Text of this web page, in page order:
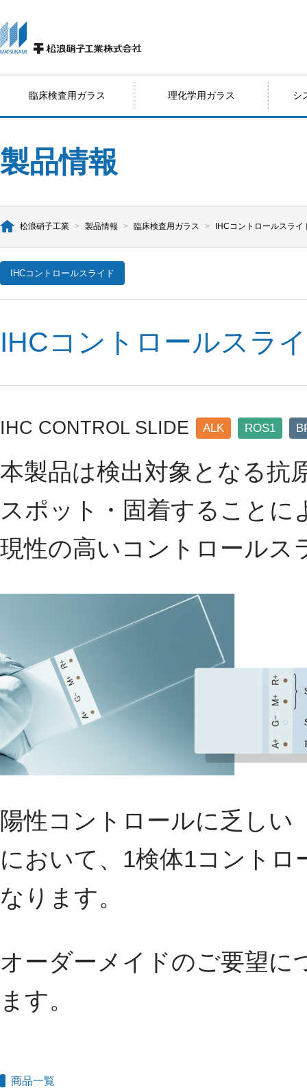
臨床検査用ガラス 理化学用ガラス シ
製品情報
松浪硝子工業 > 製品情報 > 臨床検査用ガラス > IHCコントロールスライ
IHCコントロールスライド
IHCコントロールスラ
IHC CONTROL SLIDE ALK ROS1
本製品は検出対象となる抗
スポット・固着すること
現性の高いコントロールス
陽性コントロールに乏しい
において、1検体1コント
なります。
オーダーメイドのご要望に
ます。
商品一覧